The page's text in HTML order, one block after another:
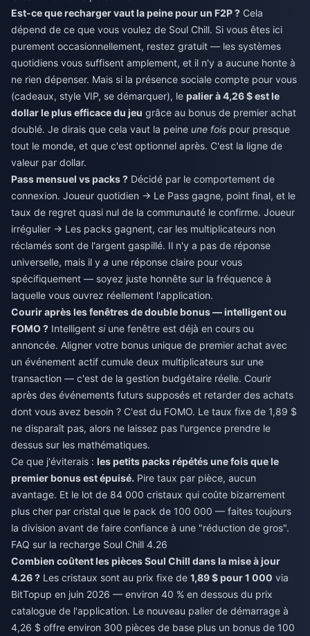
Est-ce que recharger vaut la peine pour un F2P ? Cela
dépend de ce que vous voulez de Soul Chill. Si vous êtes ici
purement occasionnellement, restez gratuit — les systèmes
quotidiens vous suffisent amplement, et il n'y a aucune honte à
ne rien dépenser. Mais si la présence sociale compte pour vous
(cadeaux, style VIP, se démarquer), le palier à 4,26 $ est le
dollar le plus efficace du jeu grâce au bonus de premier achat
doublé. Je dirais que cela vaut la peine une fois pour presque
tout le monde, et que c'est optionnel après. C'est la ligne de
valeur par dollar.
Pass mensuel vs packs ? Décidé par le comportement de
connexion. Joueur quotidien → Le Pass gagne, point final, et le
taux de regret quasi nul de la communauté le confirme. Joueur
irrégulier → Les packs gagnent, car les multiplicateurs non
réclamés sont de l'argent gaspillé. Il n'y a pas de réponse
universelle, mais il y a une réponse claire pour vous
spécifiquement — soyez juste honnête sur la fréquence à
laquelle vous ouvrez réellement l'application.
Courir après les fenêtres de double bonus — intelligent ou
FOMO ? Intelligent siune fenêtre est déjà en cours ou
annoncée. Aligner votre bonus unique de premier achat avec
un événement actif cumule deux multiplicateurs sur une
transaction — c'est de la gestion budgétaire réelle. Courir
après des événements futurs supposés et retarder des achats
dont vous avez besoin ? C'est du FOMO. Le taux fixe de 1,89 $
ne disparaît pas, alors ne laissez pas l'urgence prendre le
dessus sur les mathématiques.
Ce que j'éviterais : les petits packs répétés une fois que le
premier bonus est épuisé. Pire taux par pièce, aucun
avantage. Et le lot de 84 000 cristaux qui coûte bizarrement
plus cher par cristal que le pack de 100 000 — faites toujours
la division avant de faire confiance à une "réduction de gros".
FAQ sur la recharge Soul Chill 4.26
Combien coûtent les pièces Soul Chill dans la mise à jour
4.26 ? Les cristaux sont au prix fixe de 1,89 $ pour 1 000 via
BitTopup en juin 2026 — environ 40 % en dessous du prix
catalogue de l'application. Le nouveau palier de démarrage à
4,26 $ offre environ 300 pièces de base plus un bonus de 100